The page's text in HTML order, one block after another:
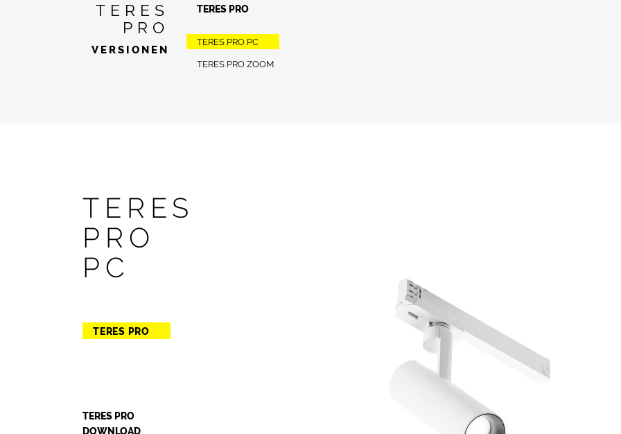
TERES
PRO
VERSIONEN
TERES PRO
TERES PRO PC
TERES PRO ZOOM
TERES
PRO
PC
TERES PRO
TERES PRO
DOWNLOAD